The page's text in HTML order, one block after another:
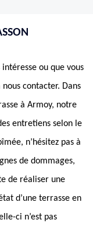
ou que vous
nous contacter. Dans
à Armoy, notre
entretiens selon le
n’hésitez pas à
de dommages,
de réaliser une
d’une terrasse en
ci n’est pas